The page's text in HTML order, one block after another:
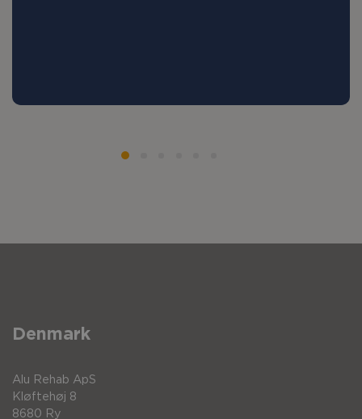
Denmark
Alu Rehab ApS
Kløftehøj 8
8680 Ry